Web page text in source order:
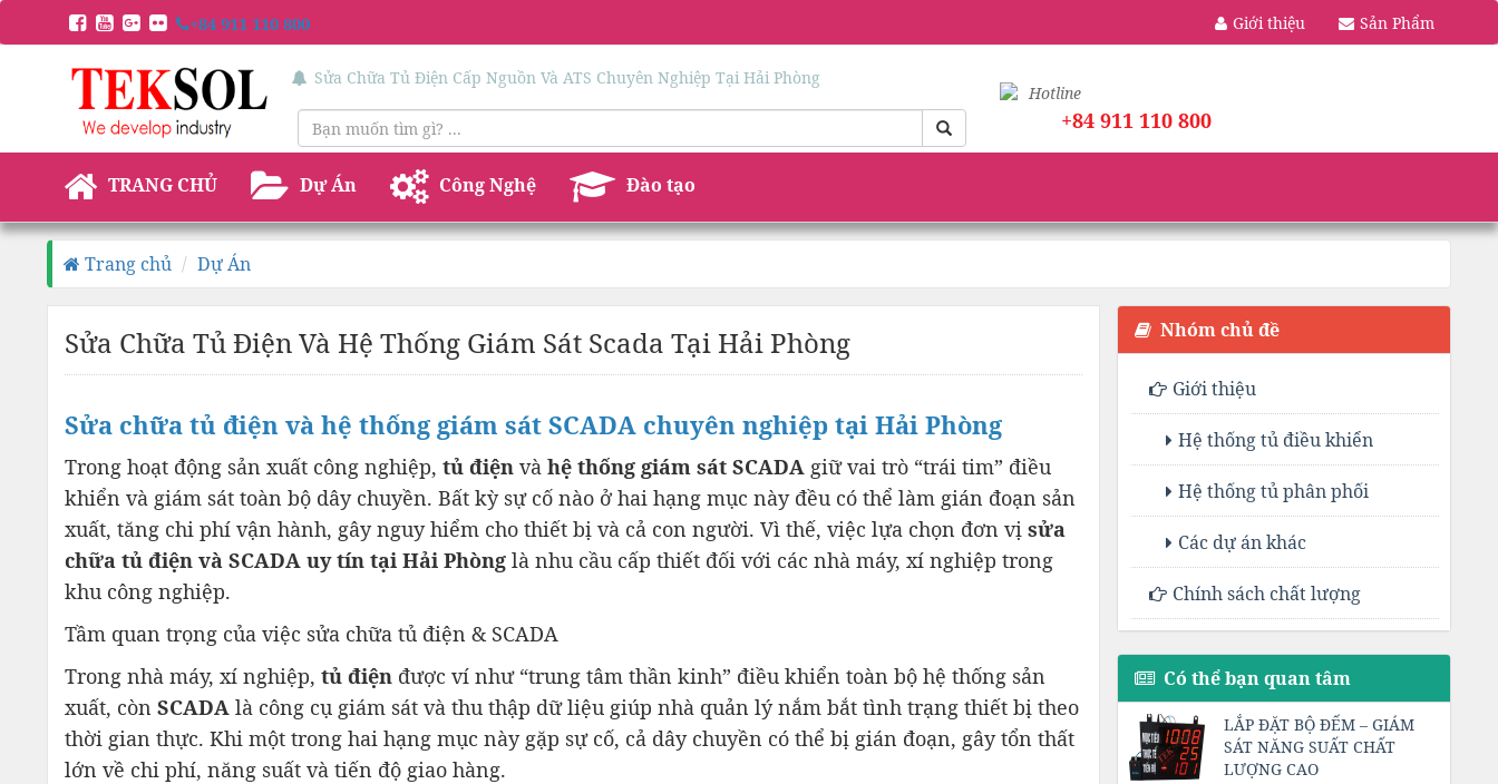
+84 911 110 800 Giới thiệu Sản Phẩm
Sửa Chữa Tủ Điện Cấp Nguồn Và ATS Chuyên Nghiệp Tại Hải Phòng
Hotline
+84 911 110 800
TRANG CHỦ Dự Án Công Nghệ Đào tạo
Trang chủ Dự Án
Sửa Chữa Tủ Điện Và Hệ Thống Giám Sát Scada Tại Hải Phòng
Sửa chữa tủ điện và hệ thống giám sát SCADA chuyên nghiệp tại Hải Phòng
Trong hoạt động sản xuất công nghiệp, tủ điện và hệ thống giám sát SCADA giữ vai trò “trái tim” điều
khiển và giám sát toàn bộ dây chuyền. Bất kỳ sự cố nào ở hai hạng mục này đều có thể làm gián đoạn sản
xuất, tăng chi phí vận hành, gây nguy hiểm cho thiết bị và cả con người. Vì thế, việc lựa chọn đơn vị sửa
chữa tủ điện và SCADA uy tín tại Hải Phòng là nhu cầu cấp thiết đối với các nhà máy, xí nghiệp trong
khu công nghiệp.
Tầm quan trọng của việc sửa chữa tủ điện & SCADA
Trong nhà máy, xí nghiệp, tủ điện được ví như “trung tâm thần kinh” điều khiển toàn bộ hệ thống sản
xuất, còn SCADA là công cụ giám sát và thu thập dữ liệu giúp nhà quản lý nắm bắt tình trạng thiết bị theo
thời gian thực. Khi một trong hai hạng mục này gặp sự cố, cả dây chuyền có thể bị gián đoạn, gây tổn thất
lớn về chi phí, năng suất và tiến độ giao hàng.
Nhóm chủ đề
Giới thiệu
Hệ thống tủ điều khiển
Hệ thống tủ phân phối
Các dự án khác
Chính sách chất lượng
Có thể bạn quan tâm
LẮP ĐẶT BỘ ĐẾM – GIÁM
SÁT NĂNG SUẤT CHẤT
LƯỢNG CAO